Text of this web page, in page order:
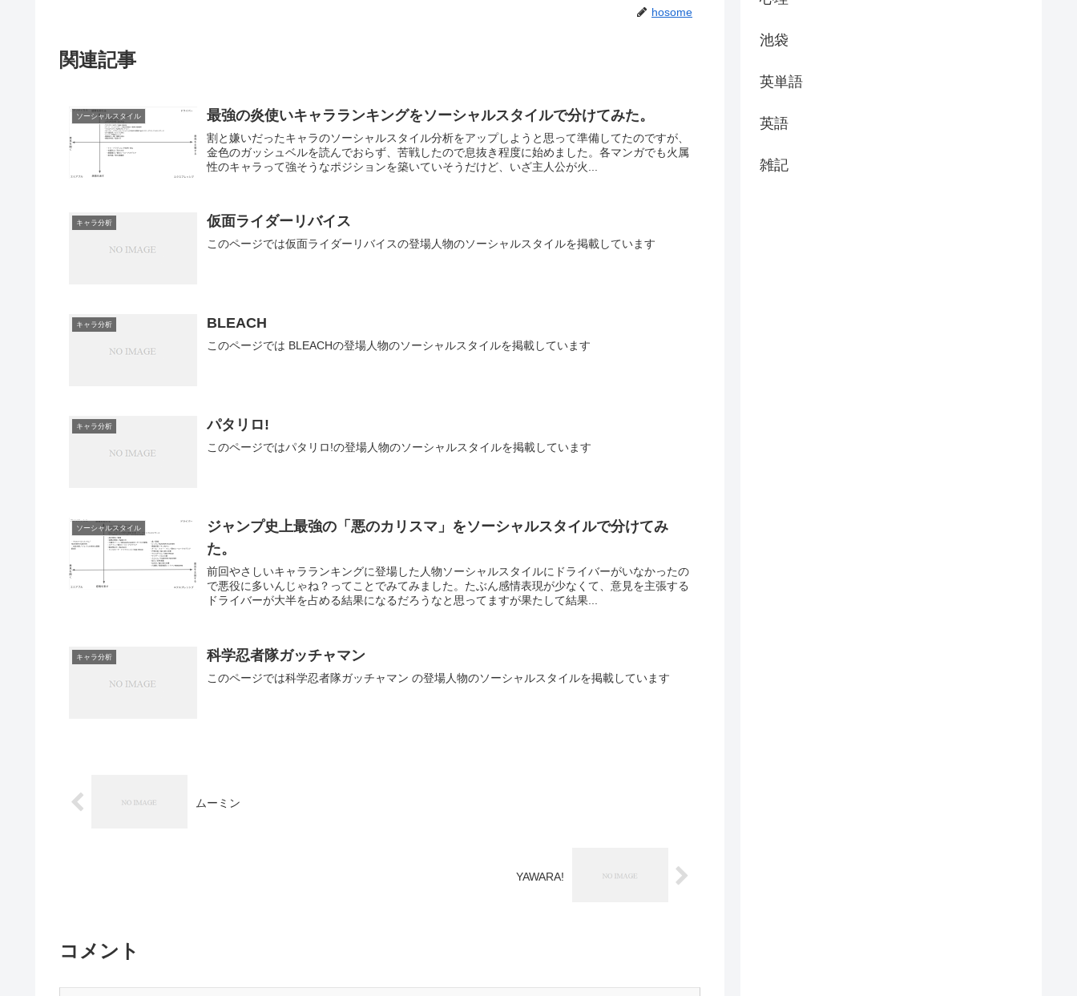
hosome
関連記事
ソーシャルスタイル 最強の炎使いキャラランキングをソーシャルスタイルで分けてみた。
割と嫌いだったキャラのソーシャルスタイル分析をアップしようと思って準備してたのですが、
金色のガッシュベルを読んでおらず、苦戦したので息抜き程度に始めました。各マンガでも火属
性のキャラって強そうなポジションを築いていそうだけど、いざ主人公が火...
キャラ分析 仮面ライダーリバイス
このページでは仮面ライダーリバイスの登場人物のソーシャルスタイルを掲載しています
キャラ分析 BLEACH
このページでは BLEACHの登場人物のソーシャルスタイルを掲載しています
キャラ分析 パタリロ!
このページではパタリロ!の登場人物のソーシャルスタイルを掲載しています
ソーシャルスタイル
ジャンプ史上最強の「悪のカリスマ」をソーシャルスタイルで分けてみ
た。
前回やさしいキャラランキングに登場した人物ソーシャルスタイルにドライバーがいなかったの
で悪役に多いんじゃね？ってことでみてみました。たぶん感情表現が少なくて、意見を主張する
ドライバーが大半を占める結果になるだろうなと思ってますが果たして結果...
キャラ分析 科学忍者隊ガッチャマン
このページでは科学忍者隊ガッチャマン の登場人物のソーシャルスタイルを掲載しています
ムーミン
YAWARA!
コメント
池袋
英単語
英語
雑記